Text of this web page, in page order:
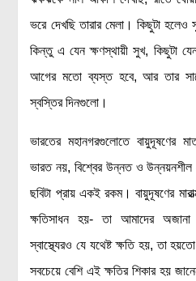
প্রায়োগিক বিজ্ঞান
পরিবেশ বিজ্ঞান
প্রকৃতি
প্রাকৃতিক দুর্যোগ
জলবায়ু পরিবর্তন
পরিবেশ দূষণ
কম্পিউটার সায়েন্স
ইলেকট্রিক্যাল ইঞ্জিনিয়ারিং
ভরে দেখছি তারার মেলা। কিছুটা হলেও
কিন্তু এ যেন ক্ষণস্থায়ী সুখ, কিছুটা
আগের মতো ব্যস্ত হবে, আর তার
স্বস্তির দিনগুলো।
ভারতের মহানগরগুলোতে বায়ুদূষণের
ভারত নয়, বিশ্বের উন্নত ও উন্নয়নশীল
ছবিটা প্রায় একই রকম। বায়ুদূষণের
ক্ষতিসাধন হয়- তা আমাদের
স্বাস্থ্যেরও যে যথেষ্ট ক্ষতি হয়, তা
সবচেয়ে বেশি এই ক্ষতির শিকার হয়